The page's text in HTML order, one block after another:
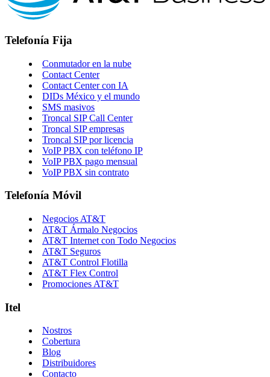
Telefonía Fija
Conmutador en la nube
Contact Center
Contact Center con IA
DIDs México y el mundo
SMS masivos
Troncal SIP Call Center
Troncal SIP empresas
Troncal SIP por licencia
VoIP PBX con teléfono IP
VoIP PBX pago mensual
VoIP PBX sin contrato
Telefonía Móvil
Negocios AT&T
AT&T Ármalo Negocios
AT&T Internet con Todo Negocios
AT&T Seguros
AT&T Control Flotilla
AT&T Flex Control
Promociones AT&T
Itel
Nostros
Cobertura
Blog
Distribuidores
Contacto